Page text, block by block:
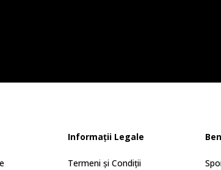
Informații Legale
Termeni și Condiții